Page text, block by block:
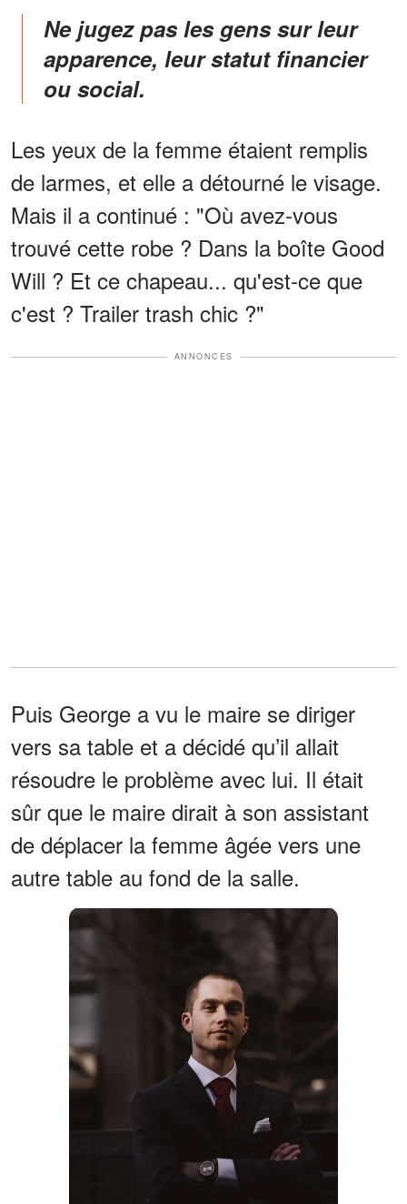
Ne jugez pas les gens sur leur
apparence, leur statut financier
ou social.
Les yeux de la femme étaient remplis
de larmes, et elle a détourné le visage.
Mais il a continué : "Où avez-vous
trouvé cette robe ? Dans la boîte Good
Will ? Et ce chapeau... qu'est-ce que
c'est ? Trailer trash chic ?"
ANNONCES
Puis George a vu le maire se diriger
vers sa table et a décidé qu’il allait
résoudre le problème avec lui. Il était
sûr que le maire dirait à son assistant
de déplacer la femme âgée vers une
autre table au fond de la salle.